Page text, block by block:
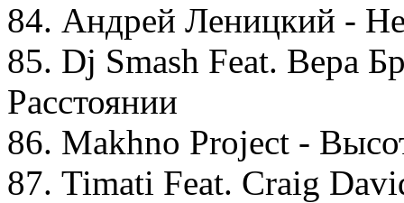
84. Андрей Леницкий -
85. Dj Smash Feat. Вера
Расстоянии
86. Makhno Project -
87. Timati Feat. Craig